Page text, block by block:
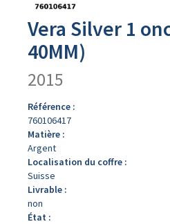
Vera Silver 1
40MM)
2015
Référence :
760106417
Matière :
Argent
Localisation du coffre :
Suisse
Livrable :
non
État :